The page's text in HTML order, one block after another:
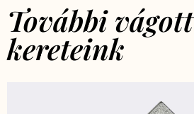
További vágott
kereteink